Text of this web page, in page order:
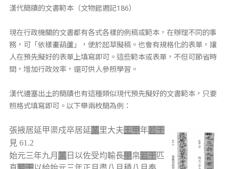
漢代簡牘的文書範本（文物館週記186）
現在行政機關的文書都有各式各樣的例稿或範本，在辦理不同的事
務，可「依樣畫葫蘆」，便於起草擬稿。也會有規格化的表單，讓
人在預先擬好的表單上填寫即可。這些範本或表單，不但可節省時
間，增加行政效率，還可供人參照學習。
漢代邊塞出土的簡牘也有這種類似現代預先擬好的文書範本，只要
照格式填寫即可。以下舉兩枚簡為例：
張掖居延甲渠戍卒居延某里大夫王甲年若干
見 61.2
始元三年九月 某 日以佐受均輸長甲 帛若干匹